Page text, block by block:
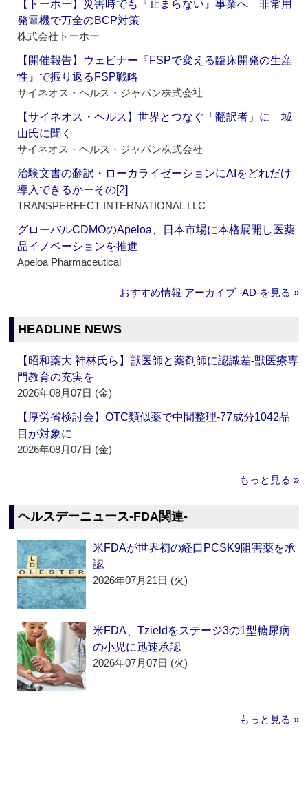
【トーホー】災害時でも『止まらない』事業へ 非常用
発電機で万全のBCP対策
株式会社トーホー
【開催報告】ウェビナー『FSPで変える臨床開発の生産
性』で振り返るFSP戦略
サイネオス・ヘルス・ジャパン株式会社
【サイネオス・ヘルス】世界とつなぐ「翻訳者」に 城
山氏に聞く
サイネオス・ヘルス・ジャパン株式会社
治験文書の翻訳・ローカライゼーションにAIをどれだけ
導入できるかーその[2]
TRANSPERFECT INTERNATIONAL LLC
グローバルCDMOのApeloa、日本市場に本格展開し医薬
品イノベーションを推進
Apeloa Pharmaceutical
おすすめ情報 アーカイブ ‐AD‐を見る »
HEADLINE NEWS
【昭和薬大 神林氏ら】獣医師と薬剤師に認識差‐獣医療専
門教育の充実を
2026年08月07日 (金)
【厚労省検討会】OTC類似薬で中間整理‐77成分1042品
目が対象に
2026年08月07日 (金)
もっと見る »
ヘルスデーニュース‐FDA関連‐
米FDAが世界初の経口PCSK9阻害薬を承
認
2026年07月21日 (火)
米FDA、Tzieldをステージ3の1型糖尿病
の小児に迅速承認
2026年07月07日 (火)
もっと見る »